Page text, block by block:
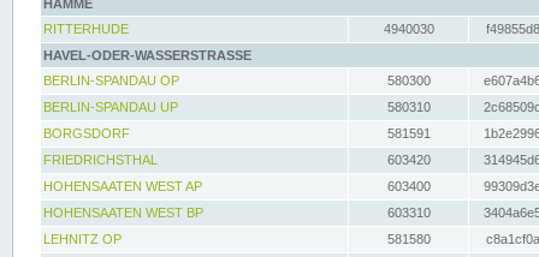
HAMME
RITTERHUDE
4940030
HAVEL-ODER-WASSERSTRASSE
BERLIN-SPANDAU OP
580300
BERLIN-SPANDAU UP
580310
BORGSDORF
581591
FRIEDRICHSTHAL
603420
HOHENSAATEN WEST AP
603400
HOHENSAATEN WEST BP
603310
LEHNITZ OP
581580